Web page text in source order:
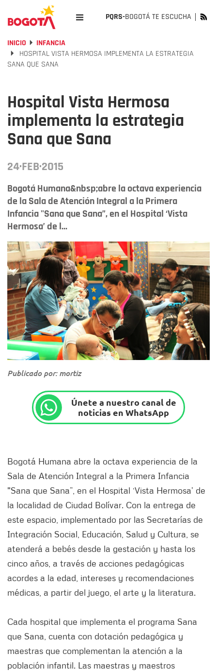
PQRS-BOGOTÁ TE ESCUCHA
INICIO
INFANCIA
HOSPITAL VISTA HERMOSA IMPLEMENTA LA ESTRATEGIA
SANA QUE SANA
Hospital Vista Hermosa
implementa la estrategia
Sana que Sana
24·FEB·2015
Bogotá Humana&nbsp;abre la octava experiencia
de la Sala de Atención Integral a la Primera
Infancia "Sana que Sana”, en el Hospital ‘Vista
Hermosa’ de l...
Publicado por: mortiz
Únete a nuestro canal de
noticias en WhatsApp
Bogotá Humana abre la octava experiencia de la
Sala de Atención Integral a la Primera Infancia
"Sana que Sana”, en el Hospital ‘Vista Hermosa’ de
la localidad de Ciudad Bolívar. Con la entrega de
este espacio, implementado por las Secretarías de
Integración Social, Educación, Salud y Cultura, se
atenderá a bebés desde la gestación y hasta los
cinco años, a través de acciones pedagógicas
acordes a la edad, intereses y recomendaciones
médicas, a partir del juego, el arte y la literatura.
Cada hospital que implementa el programa Sana
que Sana, cuenta con dotación pedagógica y
maestras que complementan la atención a la
población infantil. Las maestras y maestros